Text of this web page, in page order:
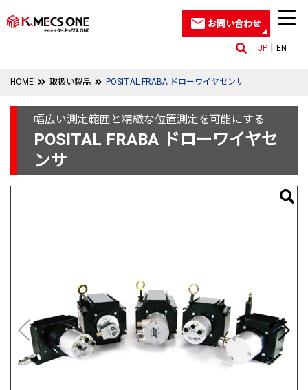
JP EN
お問い合わせ
HOME 取扱い製品 POSITAL FRABA ドローワイヤセンサ
幅広い測定範囲と精緻な位置測定を可能にする
POSITAL FRABA ドローワイヤセ
ンサ